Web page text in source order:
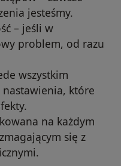
jesteśmy.
– jeśli w
problem, od razu
wszystkim
które
na każdym
się z